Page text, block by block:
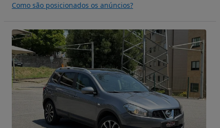
Como são posicionados os anúncios?